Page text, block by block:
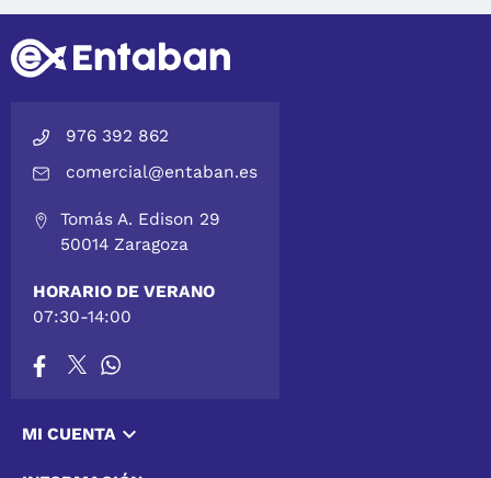
976 392 862
comercial@entaban.es
Tomás A. Edison 29
50014 Zaragoza
HORARIO DE VERANO
07:30-14:00
MI CUENTA 